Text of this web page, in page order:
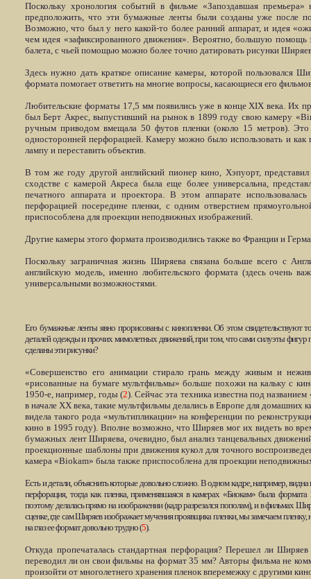
Поскольку хронология событий в фильме «Запоздавшая
предположить, что эти бумажные ленты были созданы уже после
Возможно, что был у него какой-то более ранний аппарат, и идея
чем идея «зафиксированного движения». Вероятно, большую помощь
балета, с чьей помощью можно более точно датировать рисунки
Здесь нужно дать краткое описание камеры, которой пользовался
формата помогает ответить на многие вопросы, касающиеся его
Любительские форматы 17,5 мм появились уже в концеXIX века. Их
был Берт Акрес, выпустивший на рынок в 1899 году свою камеру «
ручным приводом вмещала 50 футов пленки (около 15 метров).
односторонней перфорацией. Камеру можно было использовать и
лампу и переставить объектив.
В том же году другой английский пионер кино, Хэпуорт,
сходстве с камерой Акреса была еще более универсальна,
печатного аппарата и проектора. В этом аппарате
перфорацией посередине пленки, с одним отверстием
приспособлена для проекции неподвижных изображений.
Другие камеры этого формата производились также во Франции и
Поскольку заграничная жизнь Ширяева связана больше всего с
английскую модель, именно любительского формата (здесь очень
универсальными возможностями.
Его бумажные ленты явно прорисованы с кинопленки. Об этом свидетельствуют
деталей одежды и прочих мимолетных движений, при том, что сами силуэты фигур
сделаны эти рисунки?
«Совершенство его анимации стирало грань между живым и
«рисованные на бумаге мультфильмы» больше похожи на кальку с
1950-е, например, годы (2). Сейчас эта техника известна под
в начале ХХ века, такие мультфильмы делались в Европе для
видела такого рода «мультипликации» на конференции по
кино в 1995 году). Вполне возможно, что Ширяев мог их видеть во
бумажных лент Ширяева, очевидно, был анализ танцевальных
проекционные шаблоны при движения кукол для точного
камера «Biokam» была также приспособлена для проекции
Есть и детали, объяснить которые довольно сложно. В одном кадре, например,
перфорация, тогда как пленка, применявшаяся в камерах «Биокам» была
поэтому делалась прямо на изображении (кадр разрезался пополам), и в фильмах
сценке, где сам Ширяев изображает мучения проявщика пленки, мы замечаем
на глаз ее формат довольно трудно (5).
Откуда пропечаталась стандартная перфорация? Перешел ли
переводил ли он свои фильмы на формат 35 мм? Авторы фильма не
произойти от многолетнего хранения пленок вперемежку с другими